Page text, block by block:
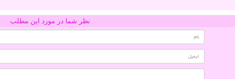
نظر شما در مورد این مطلب